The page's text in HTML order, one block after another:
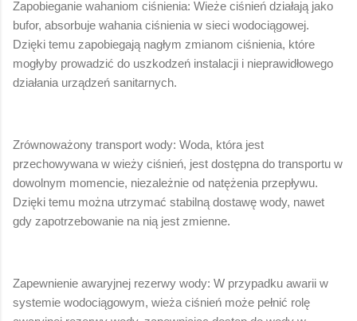
Zapobieganie wahaniom ciśnienia: Wieże ciśnień działają jako
bufor, absorbuje wahania ciśnienia w sieci wodociągowej.
Dzięki temu zapobiegają nagłym zmianom ciśnienia, które
mogłyby prowadzić do uszkodzeń instalacji i nieprawidłowego
działania urządzeń sanitarnych.
Zrównoważony transport wody: Woda, która jest
przechowywana w wieży ciśnień, jest dostępna do transportu w
dowolnym momencie, niezależnie od natężenia przepływu.
Dzięki temu można utrzymać stabilną dostawę wody, nawet
gdy zapotrzebowanie na nią jest zmienne.
Zapewnienie awaryjnej rezerwy wody: W przypadku awarii w
systemie wodociągowym, wieża ciśnień może pełnić rolę